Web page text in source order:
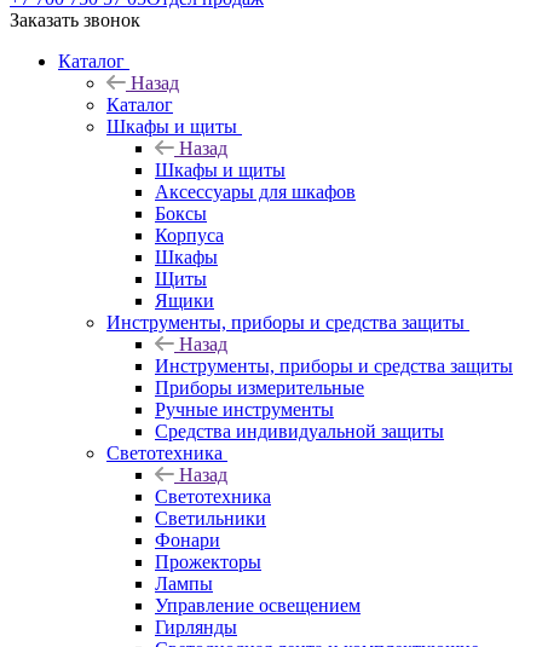
Заказать звонок
Каталог
Назад
Каталог
Шкафы и щиты
Назад
Шкафы и щиты
Аксессуары для шкафов
Боксы
Корпуса
Шкафы
Щиты
Ящики
Инструменты, приборы и средства защиты
Назад
Инструменты, приборы и средства защиты
Приборы измерительные
Ручные инструменты
Средства индивидуальной защиты
Светотехника
Назад
Светотехника
Светильники
Фонари
Прожекторы
Лампы
Управление освещением
Гирлянды